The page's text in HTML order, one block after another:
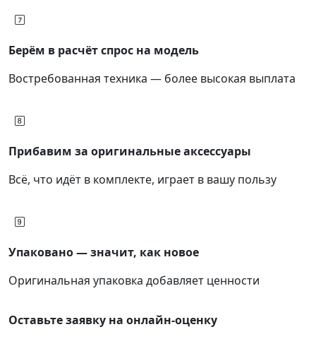
Берём в расчёт спрос на модель
Востребованная техника — более высокая выплата
Прибавим за оригинальные аксессуары
Всё, что идёт в комплекте, играет в вашу пользу
Упаковано — значит, как новое
Оригинальная упаковка добавляет ценности
Оставьте заявку на онлайн-оценку